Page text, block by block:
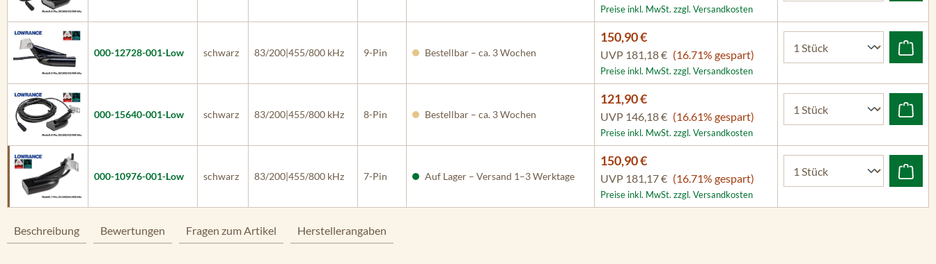
Preise inkl. MwSt. zzgl. Versandkosten
000-12728-001-Low schwarz 83/200|455/800 kHz 9-Pin Bestellbar – ca. 3 Wochen
150,90 €
UVP 181,18 € (16.71% gespart)
Preise inkl. MwSt. zzgl. Versandkosten
000-15640-001-Low schwarz 83/200|455/800 kHz 8-Pin Bestellbar – ca. 3 Wochen
121,90 €
UVP 146,18 € (16.61% gespart)
Preise inkl. MwSt. zzgl. Versandkosten
000-10976-001-Low schwarz 83/200|455/800 kHz 7-Pin Auf Lager – Versand 1–3 Werktage
150,90 €
UVP 181,17 € (16.71% gespart)
Preise inkl. MwSt. zzgl. Versandkosten
Beschreibung Bewertungen Fragen zum Artikel Herstellerangaben